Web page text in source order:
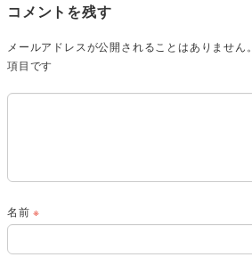
コメントを残す
メールアドレスが公開されることはありません。
項目です
名前※